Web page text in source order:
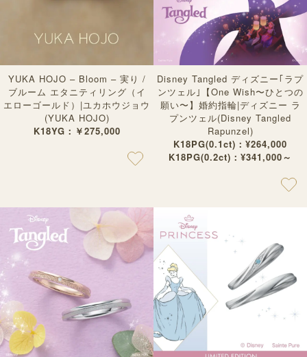
YUKA HOJO – Bloom – 実り /
ブルーム エタニティリング（イ
エローゴールド）|ユカホウジョウ
(YUKA HOJO)
K18YG：￥275,000
Disney Tangled ディズニー｢ラプ
ンツェル｣【One Wish〜ひとつの
願い〜】婚約指輪|ディズニー ラ
プンツェル(Disney Tangled
Rapunzel)
K18PG(0.1ct)：¥264,000
K18PG(0.2ct)：¥341,000～